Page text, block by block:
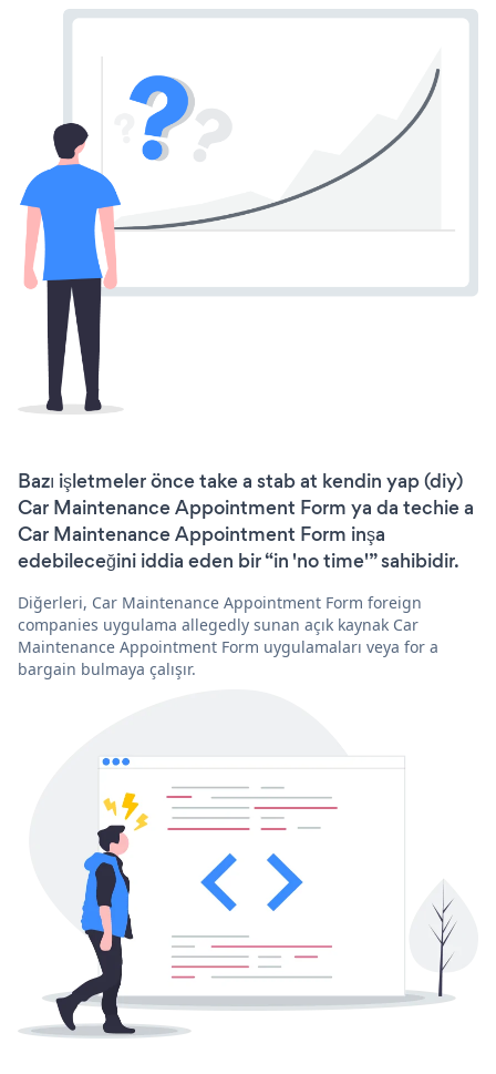
Bazı işletmeler önce take a stab at kendin yap (diy)
Car Maintenance Appointment Form ya da techie a
Car Maintenance Appointment Form inşa
edebileceğini iddia eden bir “in 'no time'” sahibidir.
Diğerleri, Car Maintenance Appointment Form foreign
companies uygulama allegedly sunan açık kaynak Car
Maintenance Appointment Form uygulamaları veya for a
bargain bulmaya çalışır.